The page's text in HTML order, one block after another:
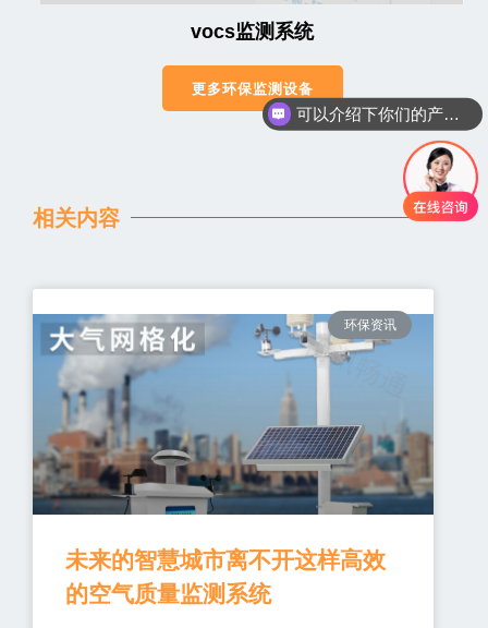
vocs监测系统
更多环保监测设备
相关内容
环保资讯
未来的智慧城市离不开这样高效
的空气质量监测系统
你们是怎么收费的呢